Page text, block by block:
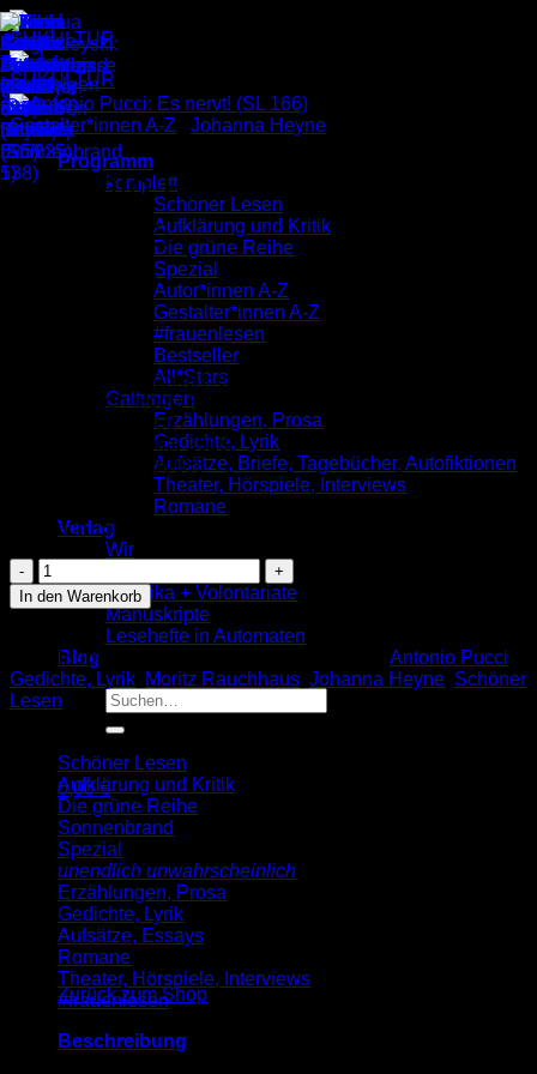
Zum
Inhalt
springen
Programm
komplett
Schöner Lesen
Aufklärung und Kritik
Die grüne Reihe
Spezial
Autor*innen A-Z
Gestalter*innen A-Z
#frauenlesen
Bestseller
All*Stars
Gattungen
Erzählungen, Prosa
Gedichte, Lyrik
Aufsätze, Briefe, Tagebücher, Autofiktionen
Theater, Hörspiele, Interviews
Romane
Verlag
Wir
Praktika + Volontariate
Manuskripte
Lesehefte in Automaten
Blog
Suche
nach:
0,00€
Warenkorb
Es befinden sich keine Produkte im Warenkorb.
Zurück zum Shop
Gestalter*innen A-Z Johanna Heyne
Antonio Pucci:
Es nervt!
(SL 166)
Illustriert von Johanna Heyne
Übersetzt von Moritz Rauchhaus
Schöner Lesen 166
Veröffentlicht im Mai 2018
ISBN: 9783955660833
Nur noch 15 vorrätig (kann nachbestellt werden)
Antonio
Pucci:
Es
(SL
166)
Menge
In den Warenkorb
Artikelnummer: Antonio Pucci
Gedichte, Lyrik Moritz Rauchhaus Johanna Heyne Schöner
Lesen
Schöner Lesen
Aufklärung und Kritik
Die grüne Reihe
Sonnenbrand
Spezial
unendlich unwahrscheinlich
Erzählungen, Prosa
Gedichte, Lyrik
Aufsätze, Essays
Romane
Theater, Hörspiele, Interviews
#frauenlesen
Beschreibung